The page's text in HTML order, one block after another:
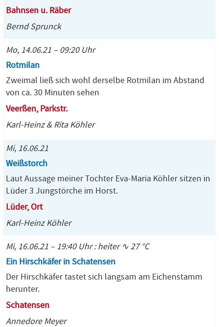
Bahnsen u. Räber
Bernd Sprunck
Mo, 14.06.21 – 09:20 Uhr
Rotmilan
Zweimal ließ sich wohl derselbe Rotmilan im Abstand
von ca. 30 Minuten sehen
Veerßen, Parkstr.
Karl-Heinz & Rita Köhler
Mi, 16.06.21
Weißstorch
Laut Aussage meiner Tochter Eva-Maria Köhler sitzen in
Lüder 3 Jungstörche im Horst.
Lüder, Ort
Karl-Heinz Köhler
Mi, 16.06.21 – 19:40 Uhr : heiter ∿ 27 °C
Ein Hirschkäfer in Schatensen
Der Hirschkäfer tastet sich langsam am Eichenstamm
herunter.
Schatensen
Annedore Meyer